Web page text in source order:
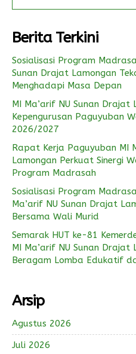
Berita Terkini
Sosialisasi Program
Sunan Drajat Lamongan
Menghadapi Masa Depan
MI Ma’arif NU Sunan Drajat
Kepengurusan Paguyuban
2026/2027
Rapat Kerja Paguyuban MI
Lamongan Perkuat Sinergi
Program Madrasah
Sosialisasi Program
Ma’arif NU Sunan Drajat
Bersama Wali Murid
Semarak HUT ke-81
MI Ma’arif NU Sunan Drajat
Beragam Lomba Edukatif
Arsip
Agustus 2026
Juli 2026